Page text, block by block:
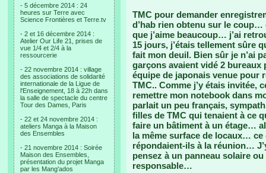
- 5 décembre 2014 : 24
heures sur Terre avec
Science Frontières et Terre.tv
- 2 et 16 décembre 2014 :
Atelier Our Life 21, prises de
vue 1/4 et 2/4 à la
ressourcerie
- 22 novembre 2014 : village
des associations de solidarité
internationale de la Ligue de
l'Enseignement, 18 à 22h dans
la salle de spectacle du centre
Tour des Dames, Paris
- 22 et 24 novembre 2014 :
ateliers Manga à la Maison
des Ensembles
- 21 novembre 2014 : Soirée
Maison des Ensembles,
présentation du projet Manga
par les Mang'ados
TMC pour demander
d’hab rien obtenu sur le
que j’aime beaucoup… j’ai
15 jours, j’étais tellement sûre
fait mon deuil. Bien sûr je n’ai
garçons avaient vidé 2
équipe de japonais venue pour
TMC.. Comme j’y étais invitée,
remettre mon notebook dans
parlait un peu français,
filles de TMC qui tenaient à ce
faire un bâtiment à un étage…
la même surface de locaux…
répondaient-ils à la réunion…
pensez à un panneau solaire
responsable…